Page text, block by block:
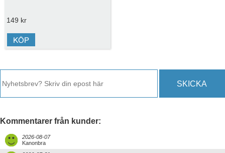
149 kr
SKICKA
Kommentarer från kunder:
2026-08-07
Kanonbra